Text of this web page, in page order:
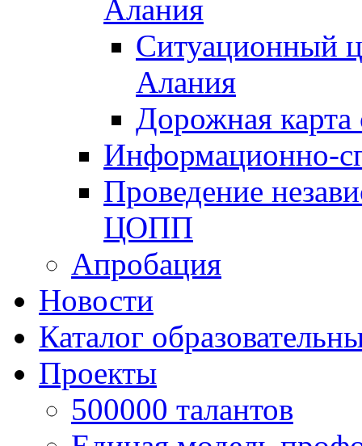
Алания
Ситуационный
Алания
Дорожная
Информационно-
Проведение
ЦОПП
Апробация
Новости
Каталог
Проекты
500000 талантов